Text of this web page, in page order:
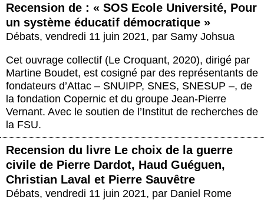
Recension de : « SOS Ecole Université, Pour
un système éducatif démocratique »
Débats, vendredi 11 juin 2021, par Samy Johsua
Cet ouvrage collectif (Le Croquant, 2020), dirigé par
Martine Boudet, est cosigné par des représentants de
fondateurs d’Attac – SNUIPP, SNES, SNESUP –, de
la fondation Copernic et du groupe Jean-Pierre
Vernant. Avec le soutien de l’Institut de recherches de
la FSU.
Recension du livre Le choix de la guerre
civile de Pierre Dardot, Haud Guéguen,
Christian Laval et Pierre Sauvêtre
Débats, vendredi 11 juin 2021, par Daniel Rome